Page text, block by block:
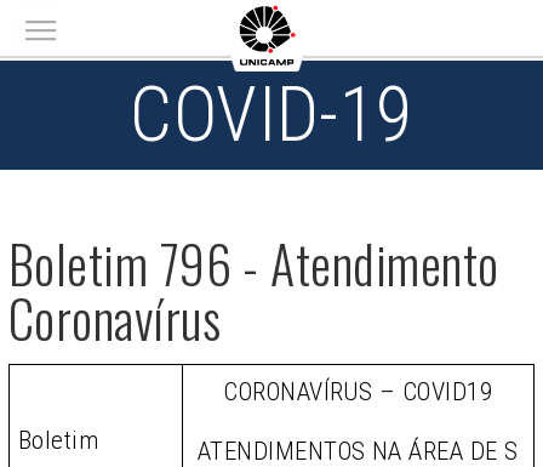
Main menu
COVID-19
Boletim 796 - Atendimento
Coronavírus
Boletim
CORONAVÍRUS – COVID19
ATENDIMENTOS NA ÁREA DE S